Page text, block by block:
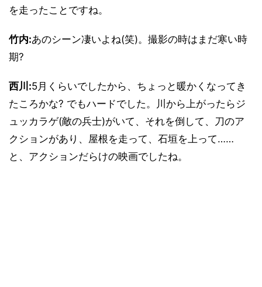
を走ったことですね。
竹内:あのシーン凄いよね(笑)。撮影の時はまだ寒い時
期?
西川:5月くらいでしたから、ちょっと暖かくなってき
たころかな? でもハードでした。川から上がったらジ
ュッカラゲ(敵の兵士)がいて、それを倒して、刀のア
クションがあり、屋根を走って、石垣を上って……
と、アクションだらけの映画でしたね。